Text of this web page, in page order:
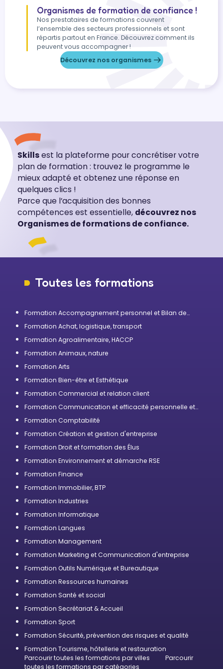
Organismes de formation de confiance !
Nos prestataires de formations couvrent
l’ensemble des secteurs professionnels et sont
répartis partout en France. Découvrez comment ils
peuvent vous accompagner !
Découvrez nos organismes
Skillsest la plateforme pour concrétiser votre
plan de formation : trouvez le programme le
mieux adapté et obtenez une réponse en
quelques clics !
Parce que l’acquisition des bonnes
compétences est essentielle, découvrez nos
Organismes de formations de confiance.
Toutes les formations
Formation Accompagnement personnel et Bilan de
Formation Achat, logistique, transport
Formation Agroalimentaire, HACCP
Formation Animaux, nature
Formation Arts
Formation Bien-être et Esthétique
Formation Commercial et relation client
Formation Communication et efficacité personnelle et
Formation Comptabilité
Formation Création et gestion d'entreprise
Formation Droit et formation des Élus
Formation Environnement et démarche RSE
Formation Finance
Formation Immobilier, BTP
Formation Industries
Formation Informatique
Formation Langues
Formation Management
Formation Marketing et Communication d'entreprise
Formation Outils Numérique et Bureautique
Formation Ressources humaines
Formation Santé et social
Formation Secrétariat & Accueil
Formation Sport
Formation Sécurité, prévention des risques et qualité
Formation Tourisme, hôtellerie et restauration
Parcourir toutes les formations par villes
Parcourir
toutes les formations par catégories